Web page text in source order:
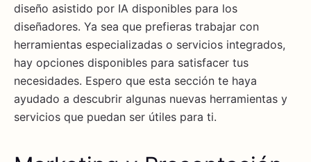
diseño asistido por IA disponibles para los
diseñadores. Ya sea que prefieras trabajar con
herramientas especializadas o servicios integrados,
hay opciones disponibles para satisfacer tus
necesidades. Espero que esta sección te haya
ayudado a descubrir algunas nuevas herramientas y
servicios que puedan ser útiles para ti.